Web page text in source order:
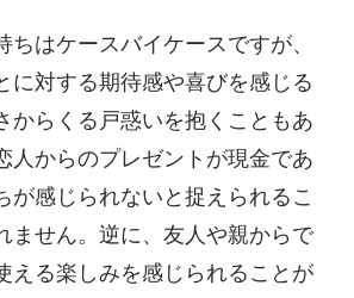
ちはケースバイケースですが、
に対する期待感や喜びを感じる
からくる戸惑いを抱くこともあ
人からのプレゼントが現金であ
が感じられないと捉えられるこ
ません。逆に、友人や親からで
える楽しみを感じられることが